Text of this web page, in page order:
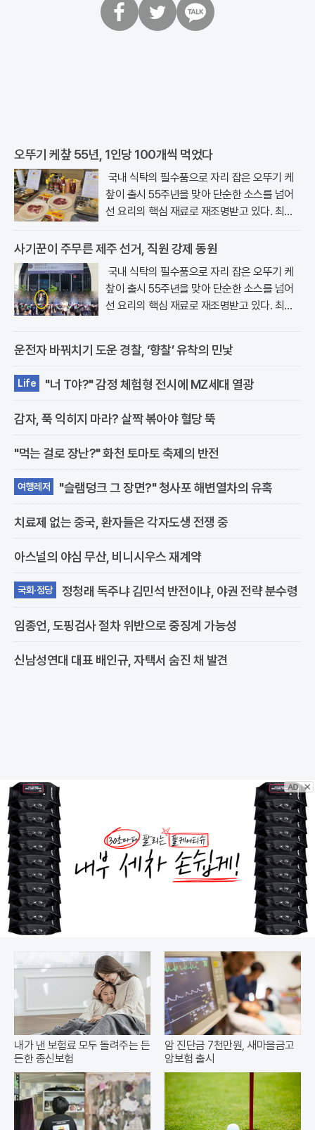
오뚜기 케챂 55년, 1인당 100개씩 먹었다
국내 식탁의 필수품으로 자리 잡은 오뚜기 케
챂이 출시 55주년을 맞아 단순한 소스를 넘어
선 요리의 핵심 재료로 재조명받고 있다. 최근
서울 강남구 논현동에 위치한 오키친..
사기꾼이 주무른 제주 선거, 직원 강제 동원
국내 식탁의 필수품으로 자리 잡은 오뚜기 케
챂이 출시 55주년을 맞아 단순한 소스를 넘어
선 요리의 핵심 재료로 재조명받고 있다. 최근
운전자 바꿔치기 도운 경찰, ‘향찰’ 유착의 민낯
Life "너 T야?" 감정 체험형 전시에 MZ세대 열광
감자, 푹 익히지 마라? 살짝 볶아야 혈당 뚝
"먹는 걸로 장난?" 화천 토마토 축제의 반전
여행레저 "슬램덩크 그 장면?" 청사포 해변열차의 유혹
치료제 없는 중국, 환자들은 각자도생 전쟁 중
아스널의 야심 무산, 비니시우스 재계약
국회·정당 정청래 독주냐 김민석 반전이냐, 야권 전략 분수령
임종언, 도핑검사 절차 위반으로 중징계 가능성
신남성연대 대표 배인규, 자택서 숨진 채 발견
내가 낸 보험료 모두 돌려주는 든
든한 종신보험
암 진단금 7천만원, 새마을금고
암보험 출시